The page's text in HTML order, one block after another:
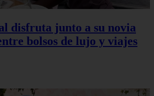
disfruta junto a su novia
bolsos de lujo y viajes